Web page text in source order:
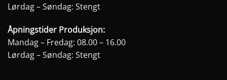
Lørdag – Søndag: Stengt
Åpningstider Produksjon:
Mandag – Fredag: 08.00 – 16.00
Lørdag – Søndag: Stengt